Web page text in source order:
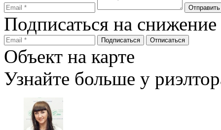
Подписаться на
Объект на карте
Узнайте больше у